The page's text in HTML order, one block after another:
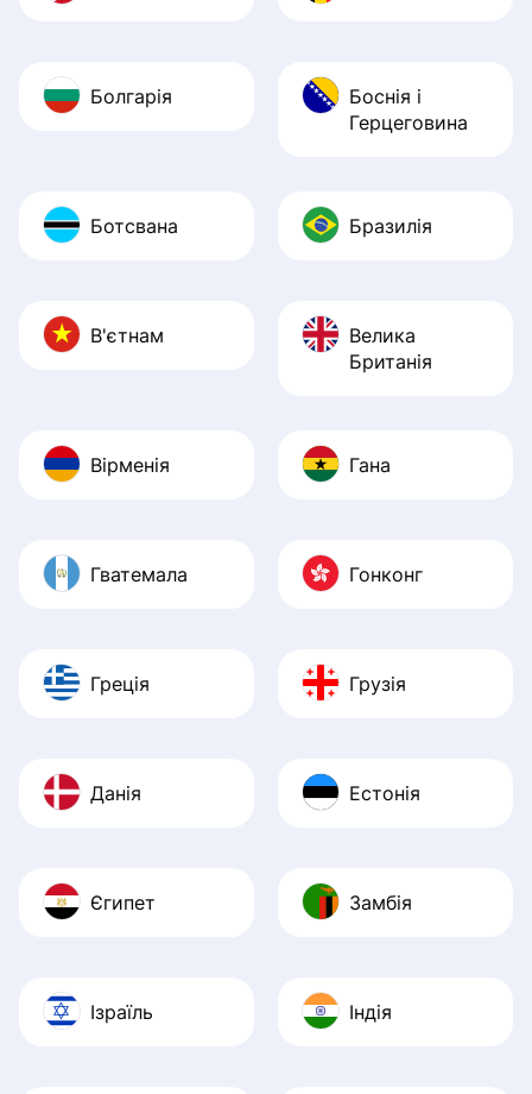
Болгарія
Боснія і
Герцеговина
Ботсвана Бразилія
В'єтнам
Велика
Британія
Вірменія Гана
Гватемала Гонконг
Греція Грузія
Данія Естонія
Єгипет Замбія
Ізраїль Індія